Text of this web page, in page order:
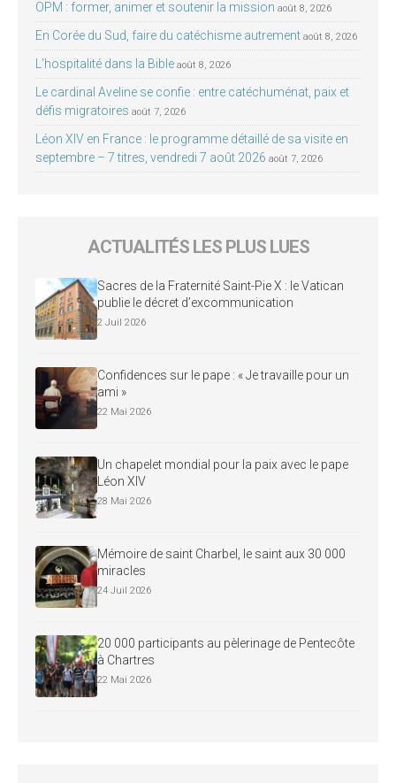
OPM : former, animer et soutenir la mission août 8, 2026
En Corée du Sud, faire du catéchisme autrement août 8, 2026
L’hospitalité dans la Bible août 8, 2026
Le cardinal Aveline se confie : entre catéchuménat, paix et
défis migratoires août 7, 2026
Léon XIV en France : le programme détaillé de sa visite en
septembre – 7 titres, vendredi 7 août 2026 août 7, 2026
ACTUALITÉS LES PLUS LUES
Sacres de la Fraternité Saint-Pie X : le Vatican
publie le décret d’excommunication
2 Juil 2026
Confidences sur le pape : « Je travaille pour un
ami »
22 Mai 2026
Un chapelet mondial pour la paix avec le pape
Léon XIV
28 Mai 2026
Mémoire de saint Charbel, le saint aux 30 000
miracles
24 Juil 2026
20 000 participants au pèlerinage de Pentecôte
à Chartres
22 Mai 2026